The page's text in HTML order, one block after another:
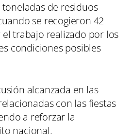
de residuos
se recogieron 42
trabajo realizado por los
condiciones posibles
alcanzada en las
con las fiestas
a reforzar la
nacional.